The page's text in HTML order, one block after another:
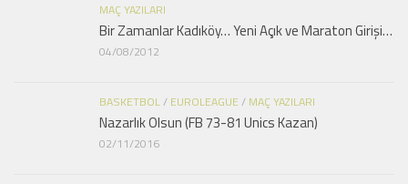
MAÇ YAZILARI
Bir Zamanlar Kadıköy… Yeni Açık ve Maraton Girişi…
04/08/2012
BASKETBOL/ EUROLEAGUE / MAÇ YAZILARI
Nazarlık Olsun (FB 73-81 Unics Kazan)
02/11/2016